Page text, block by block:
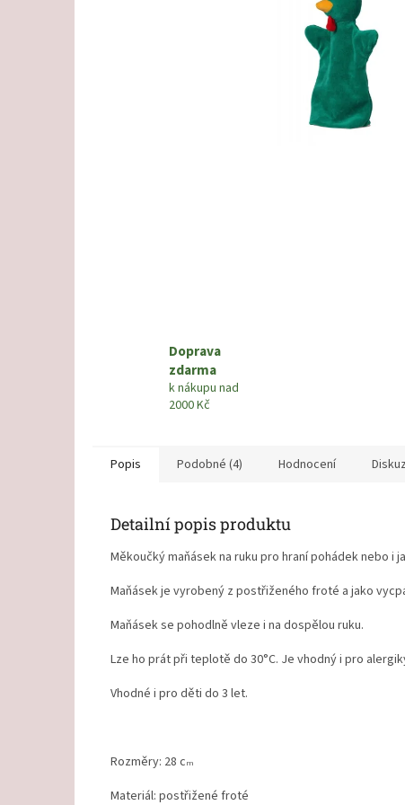
Doprava
zdarma
k nákupu nad
2000 Kč
Popis Podobné (4) Hodnocení
Detailní popis produktu
Měkoučký maňásek na ruku pro hraní pohádek nebo i
Maňásek je vyrobený z postřiženého froté a jako
Maňásek se pohodlně vleze i na dospělou ruku.
Lze ho prát při teplotě do 30°C. Je vhodný i pro
Vhodné i pro děti do 3 let.
Rozměry: 28 cm
Materiál: postřižené froté